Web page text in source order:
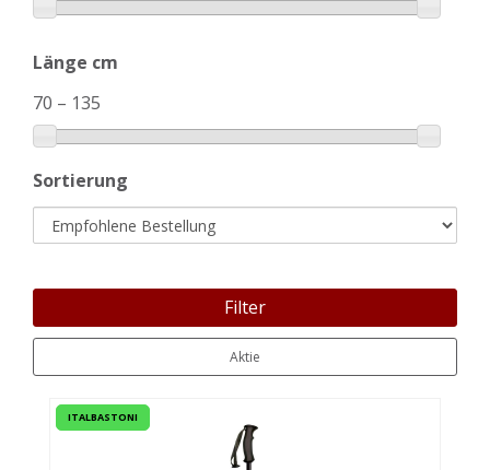
Länge cm
70 – 135
Sortierung
Filter
Aktie
ITALBASTONI